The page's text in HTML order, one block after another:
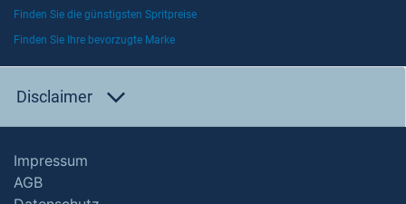
Finden Sie die günstigsten Spritpreise
Finden Sie Ihre bevorzugte Marke
Disclaimer
Impressum
AGB